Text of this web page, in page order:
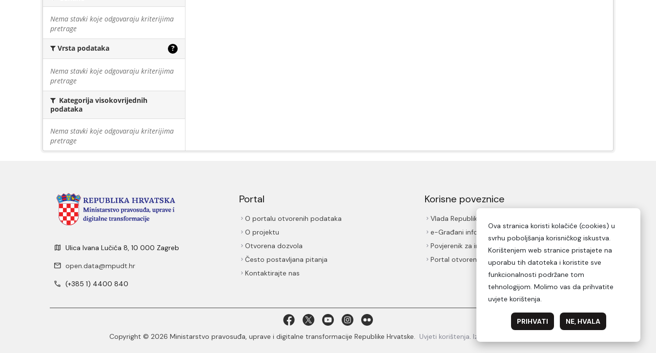
Nema stavki koje odgovaraju kriterijima
pretrage
Vrsta podataka ?
Nema stavki koje odgovaraju kriterijima
pretrage
Kategorija visokovrijednih
podataka
Nema stavki koje odgovaraju kriterijima
pretrage